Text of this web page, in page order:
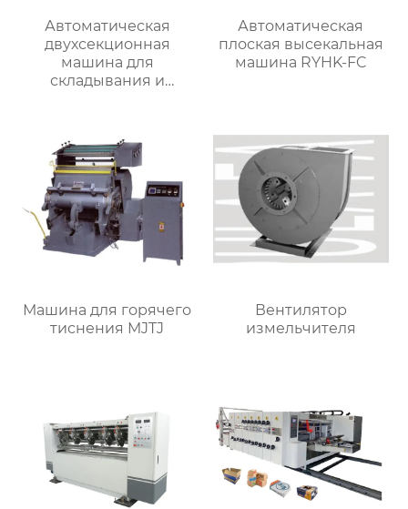
Автоматическая
двухсекционная
машина для
складывания и
Автоматическая
плоская высекальная
машина RYHK-FC
Машина для горячего
тиснения MJTJ
Вентилятор
измельчителя